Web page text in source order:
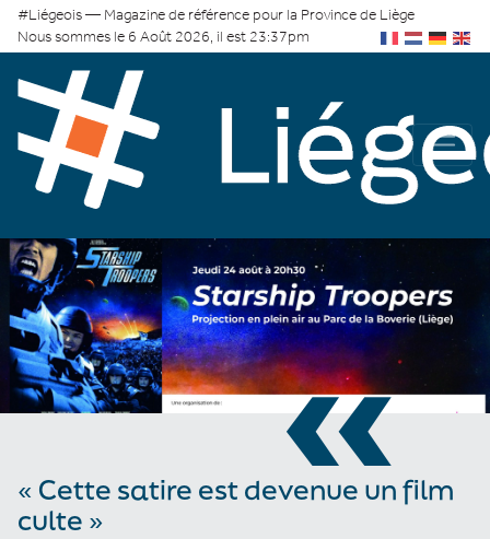
#Liégeois — Magazine de référence pour la Province de Liège
Nous sommes le 6 Août 2026, il est 23:37pm
«
« Cette satire est devenue un film
culte »